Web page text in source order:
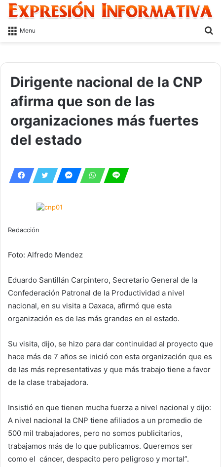
Menu
Dirigente nacional de la CNP
afirma que son de las
organizaciones más fuertes
del estado
Redacción
Foto: Alfredo Mendez
Eduardo Santillán Carpintero, Secretario General de la
Confederación Patronal de la Productividad a nivel
nacional, en su visita a Oaxaca, afirmó que esta
organización es de las más grandes en el estado.
Su visita, dijo, se hizo para dar continuidad al proyecto que
hace más de 7 años se inició con esta organización que es
de las más representativas y que más trabajo tiene a favor
de la clase trabajadora.
Insistió en que tienen mucha fuerza a nivel nacional y dijo:
A nivel nacional la CNP tiene afiliados a un promedio de
500 mil trabajadores, pero no somos publicitarios,
trabajamos más de lo que publicamos. Queremos ser
como el cáncer, despacito pero peligroso y mortal”.